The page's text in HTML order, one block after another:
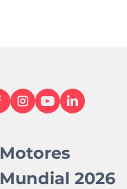
Motores
Mundial 2026